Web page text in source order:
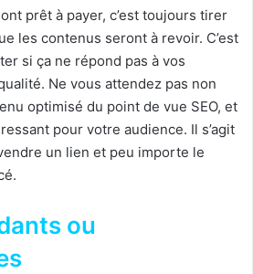
prêt à payer, c’est toujours tirer
les contenus seront à revoir. C’est
si ça ne répond pas à vos
Ne vous attendez pas non
optimisé du point de vue SEO, et
pour votre audience. Il s’agit
un lien et peu importe le
ou